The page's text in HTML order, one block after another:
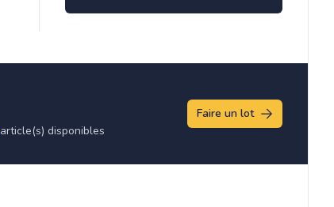
article(s) disponibles
Faire un lot